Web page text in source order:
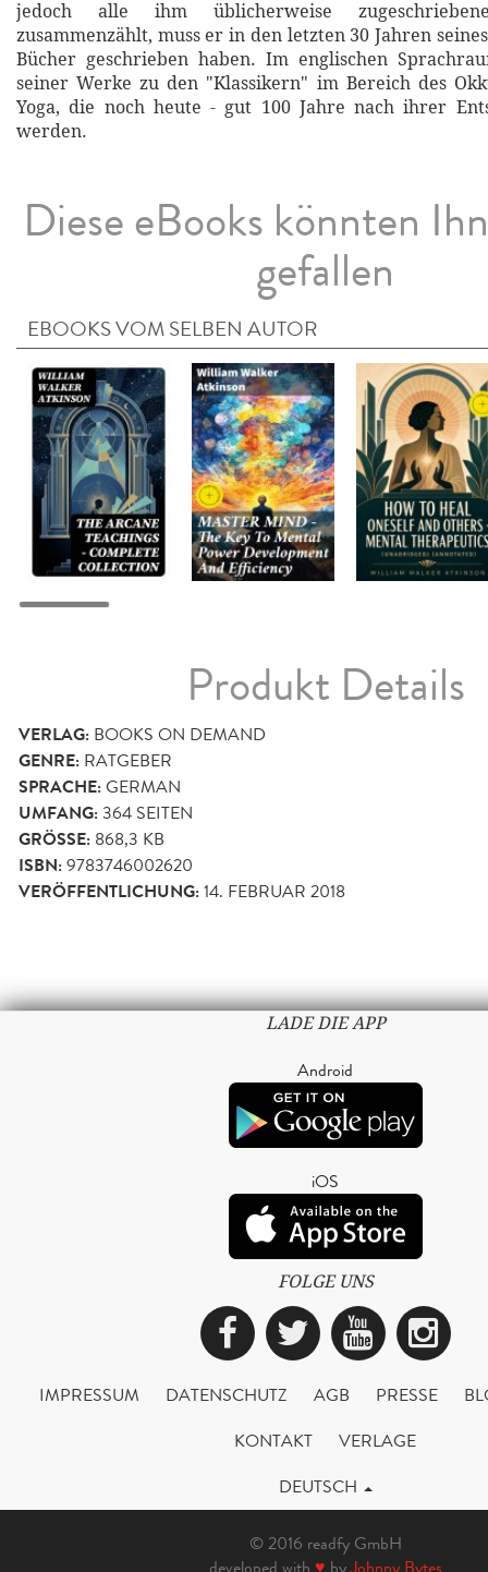
jedoch alle ihm üblicherweise
zusammenzählt, muss er in den letzten 30 Jahren
Bücher geschrieben haben. Im englischen
seiner Werke zu den "Klassikern" im Bereich des
Yoga, die noch heute - gut 100 Jahre nach ihrer
werden.
Diese eBooks könnten
gefallen
EBOOKS VOM SELBEN AUTOR
Produkt Details
VERLAG: BOOKS ON DEMAND
GENRE: RATGEBER
SPRACHE:GERMAN
UMFANG:364 SEITEN
GRÖSSE: 868,3 KB
ISBN:9783746002620
VERÖFFENTLICHUNG:14. FEBRUAR 2018
LADE DIE APP
Android
iOS
FOLGE UNS
Facebook
Twitter
IMPRESSUM DATENSCHUTZ AGB PRESSE
KONTAKT
VERLAGE
DEUTSCH
© 2016 readfy GmbH